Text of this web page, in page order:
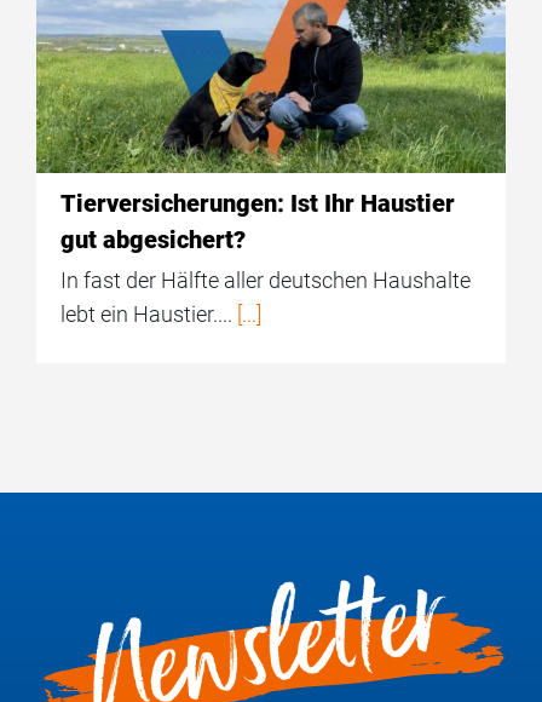
Tierversicherungen: Ist Ihr Haustier
gut abgesichert?
In fast der Hälfte aller deutschen Haushalte
lebt ein Haustier.... [...]